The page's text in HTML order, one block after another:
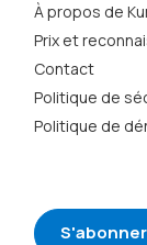
À propos de
Prix et
Contact
Politique de
Politique de
S'abonner